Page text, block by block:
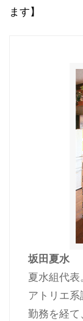
ます】
坂田夏水
夏水組代表
アトリエ
勤務を経